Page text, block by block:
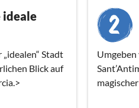
ideale
Stadt
Blick auf